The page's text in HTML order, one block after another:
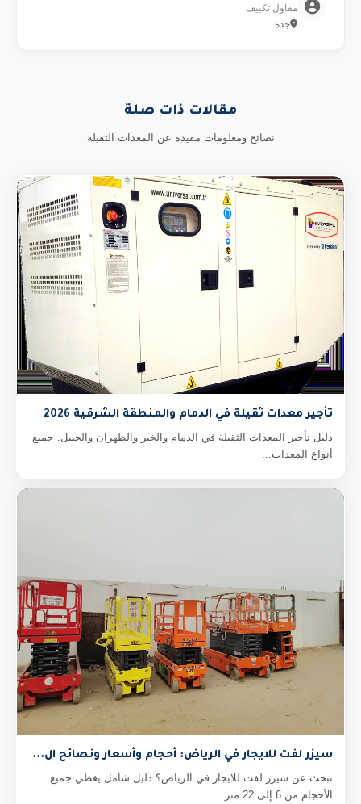
مقاول تكييف
جدة
مقالات ذات صلة
نصائح ومعلومات مفيدة عن المعدات الثقيلة
تأجير معدات ثقيلة في الدمام والمنطقة الشرقية 2026
دليل تأجير المعدات الثقيلة في الدمام والخبر والظهران والجبيل. جميع
أنواع المعدات...
سيزر لفت للايجار في الرياض: أحجام وأسعار ونصائح ال...
تبحث عن سيزر لفت للايجار في الرياض؟ دليل شامل يغطي جميع
الأحجام من 6 إلى 22 متر ...